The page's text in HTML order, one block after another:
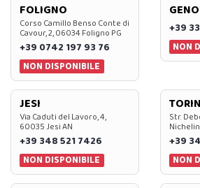
FOLIGNO
Corso Camillo Benso Conte di
Cavour, 2, 06034 Foligno PG
+39 0742 197 93 76
NON DISPONIBILE
+39
NON
JESI
Via Caduti del Lavoro, 4,
60035 Jesi AN
+39 348 521 7426
NON DISPONIBILE
Str.
+39
NON